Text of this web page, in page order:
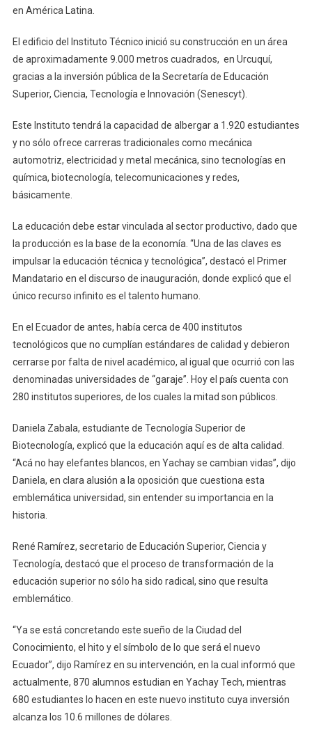
en América Latina.
El edificio del Instituto Técnico inició su construcción en un área
de aproximadamente 9.000 metros cuadrados, en Urcuquí,
gracias a la inversión pública de la Secretaría de Educación
Superior, Ciencia, Tecnología e Innovación (Senescyt).
Este Instituto tendrá la capacidad de albergar a 1.920 estudiantes
y no sólo ofrece carreras tradicionales como mecánica
automotriz, electricidad y metal mecánica, sino tecnologías en
química, biotecnología, telecomunicaciones y redes,
básicamente.
La educación debe estar vinculada al sector productivo, dado que
la producción es la base de la economía. “Una de las claves es
impulsar la educación técnica y tecnológica”, destacó el Primer
Mandatario en el discurso de inauguración, donde explicó que el
único recurso infinito es el talento humano.
En el Ecuador de antes, había cerca de 400 institutos
tecnológicos que no cumplían estándares de calidad y debieron
cerrarse por falta de nivel académico, al igual que ocurrió con las
denominadas universidades de “garaje”. Hoy el país cuenta con
280 institutos superiores, de los cuales la mitad son públicos.
Daniela Zabala, estudiante de Tecnología Superior de
Biotecnología, explicó que la educación aquí es de alta calidad.
“Acá no hay elefantes blancos, en Yachay se cambian vidas”, dijo
Daniela, en clara alusión a la oposición que cuestiona esta
emblemática universidad, sin entender su importancia en la
historia.
René Ramírez, secretario de Educación Superior, Ciencia y
Tecnología, destacó que el proceso de transformación de la
educación superior no sólo ha sido radical, sino que resulta
emblemático.
“Ya se está concretando este sueño de la Ciudad del
Conocimiento, el hito y el símbolo de lo que será el nuevo
Ecuador”, dijo Ramírez en su intervención, en la cual informó que
actualmente, 870 alumnos estudian en Yachay Tech, mientras
680 estudiantes lo hacen en este nuevo instituto cuya inversión
alcanza los 10.6 millones de dólares.